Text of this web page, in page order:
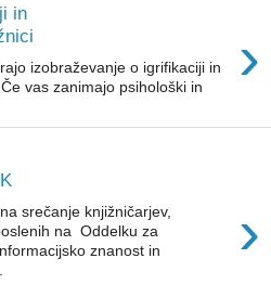
in
›
izobraževanje o igrifikaciji in
vas zanimajo psihološki in
›
srečanje knjižničarjev,
na Oddelku za
znanost in